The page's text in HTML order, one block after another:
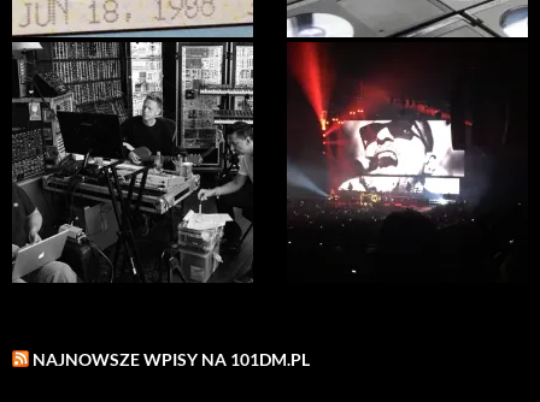
NAJNOWSZE WPISY NA 101DM.PL